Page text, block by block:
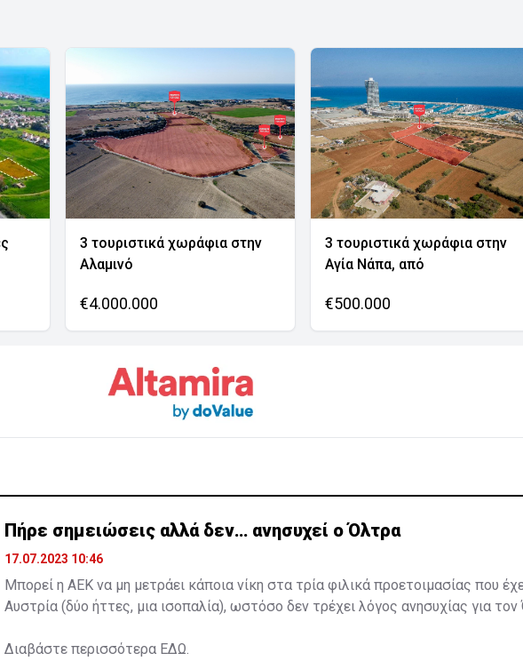
3 τουριστικά χωράφια στην
Αλαμινό
€4.000.000
3 τουριστικά χωράφια στην
Αγία Νάπα, από
€500.000
Πήρε σημειώσεις αλλά δεν… ανησυχεί ο Όλτρα
17.07.2023 10:46
Μπορεί η ΑΕΚ να μη μετράει κάποια νίκη στα τρία φιλικά προετοιμασίας που
Αυστρία (δύο ήττες, μια ισοπαλία), ωστόσο δεν τρέχει λόγος ανησυχίας για τον
Διαβάστε περισσότερα ΕΔΩ